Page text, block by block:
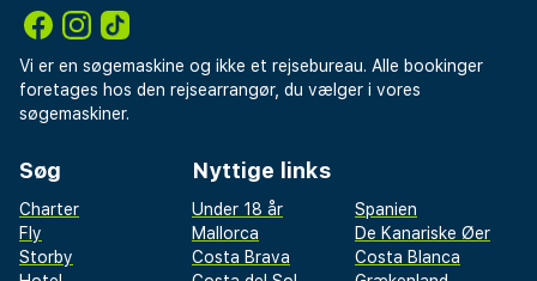
Vi er en søgemaskine og ikke et rejsebureau. Alle bookinger
foretages hos den rejsearrangør, du vælger i vores
søgemaskiner.
Søg
Charter
Fly
Storby
Nyttige links
Under 18 år
Spanien
Mallorca
De Kanariske Øer
Costa Brava
Costa Blanca